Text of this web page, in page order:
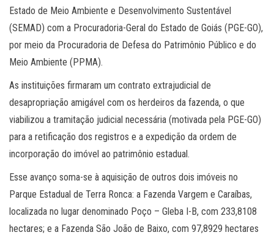
Estado de Meio Ambiente e Desenvolvimento Sustentável
(SEMAD) com a Procuradoria-Geral do Estado de Goiás (PGE-GO),
por meio da Procuradoria de Defesa do Patrimônio Público e do
Meio Ambiente (PPMA).
As instituições firmaram um contrato extrajudicial de
desapropriação amigável com os herdeiros da fazenda, o que
viabilizou a tramitação judicial necessária (motivada pela PGE-GO)
para a retificação dos registros e a expedição da ordem de
incorporação do imóvel ao patrimônio estadual.
Esse avanço soma-se à aquisição de outros dois imóveis no
Parque Estadual de Terra Ronca: a Fazenda Vargem e Caraíbas,
localizada no lugar denominado Poço – Gleba I-B, com 233,8108
hectares; e a Fazenda São João de Baixo, com 97,8929 hectares